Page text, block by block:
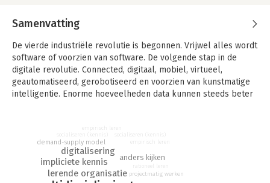
Samenvatting
De vierde industriële revolutie is begonnen. Vrijwel alles wordt
software of voorzien van software. De volgende stap in de
digitale revolutie. Connected, digitaal, mobiel, virtueel,
geautomatiseerd, gerobotiseerd en voorzien van kunstmatige
intelligentie. Enorme hoeveelheden data kunnen steeds beter
connectiviteit (internet of things) waardoor nóg meer data
beschikbaar komt voor slimme toepassingen.
Bots en robots nemen taken over waardoor banen verdwijnen
maar ook nieuwe banen ontstaan. En al die ontwikkelingen
lerende organisatie
impliciete kennis
digitalisering
anders kijken
projectmatig werken
demand-supply model
socialiseren (kennis)
empirisch leren
rationeel leren
socialiseren (kennis)
empirisch leren